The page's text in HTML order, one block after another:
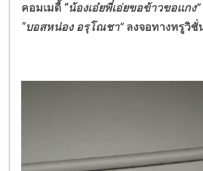
คอมเมดี้ “น้องเอ๋ยพี่เอ่ยขอข้าวขอแกง”
“บอสหน่อง อรุโณชา” ลงจอทางทรูวิชั่